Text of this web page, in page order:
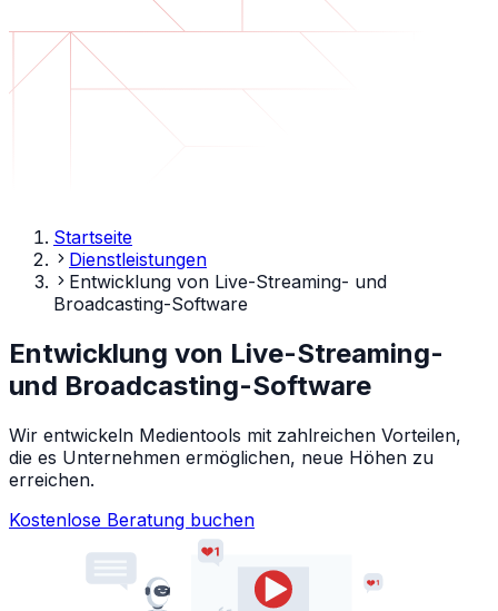
Startseite
Dienstleistungen
Entwicklung von Live-Streaming- und
Broadcasting-Software
Entwicklung von Live-Streaming-
und Broadcasting-Software
Wir entwickeln Medientools mit zahlreichen Vorteilen,
die es Unternehmen ermöglichen, neue Höhen zu
erreichen.
Kostenlose Beratung buchen